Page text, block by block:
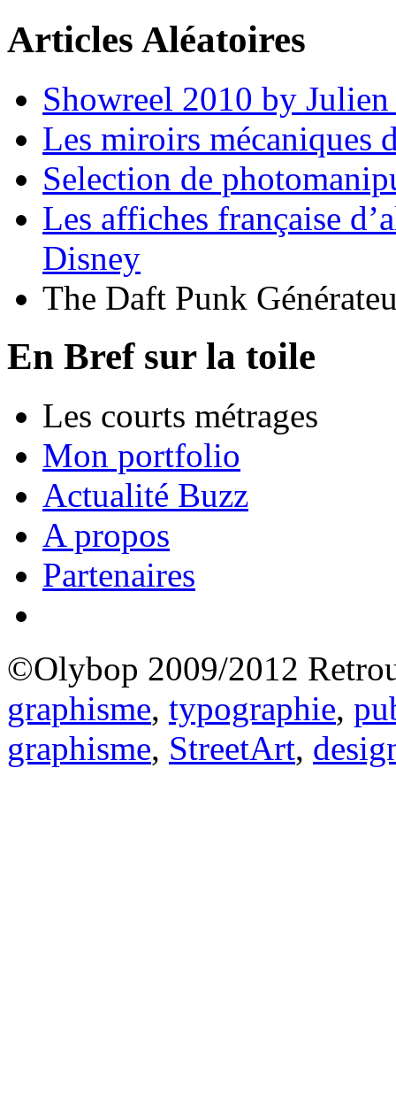
Articles Aléatoires
Showreel 2010 by
Les miroirs
Selection de
Les affiches française
Disney
The Daft Punk
En Bref sur la toile
Les courts métrages
Mon portfolio
Actualité Buzz
A propos
Partenaires
©Olybop 2009/2012
graphisme, typographie,
graphisme, StreetArt,